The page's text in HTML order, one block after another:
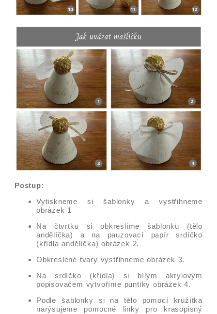
Postup:
Vytiskneme si šablonky a vystřihneme
obrázek 1
Na čtvrtku si obkreslíme šablonku (tělo
andělíčka) a na pauzovací papír srdíčko
(křídla andělíčka) obrázek 2.
Obkreslené tvary vystřihneme obrázek 3.
Na srdíčko (křídla) si bílým akrylovým
popisovačem vytvoříme puntíky obrázek 4.
Podle šablonky si na tělo pomocí kružítka
narýsujeme pomocné linky pro krasopisný